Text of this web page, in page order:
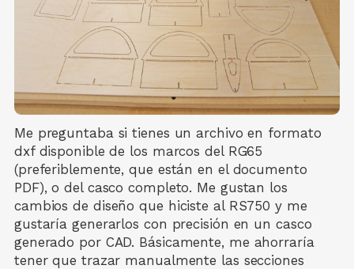
Me preguntaba si tienes un archivo en formato
dxf disponible de los marcos del RG65
(preferiblemente, que están en el documento
PDF), o del casco completo. Me gustan los
cambios de diseño que hiciste al RS750 y me
gustaría generarlos con precisión en un casco
generado por CAD. Básicamente, me ahorraría
tener que trazar manualmente las secciones